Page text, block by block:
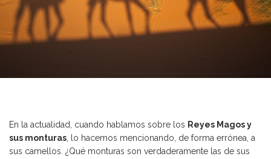
En la actualidad, cuando hablamos sobre los Reyes Magos y
sus monturas, lo hacemos mencionando, de forma errónea, a
sus camellos. ¿Qué monturas son verdaderamente las de sus